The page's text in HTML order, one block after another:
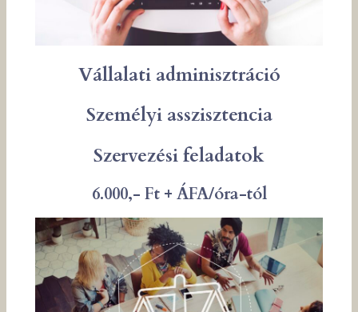
Vállalati adminisztráció
Személyi asszisztencia
Szervezési feladatok
6.000,- Ft + ÁFA/óra-tól